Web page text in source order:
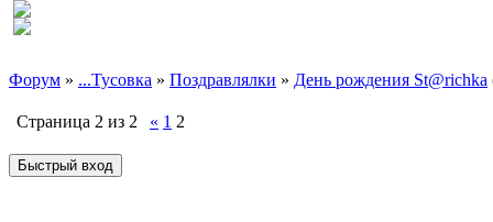
Форум » ...Тусовка » Поздравлялки » День рождения St@richka
Страница 2 из 2 « 1 2